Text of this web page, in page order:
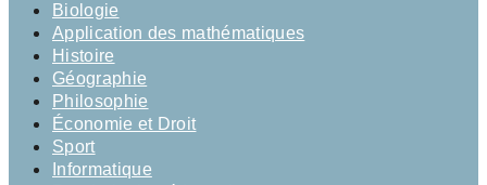
Biologie
Application des mathématiques
Histoire
Géographie
Philosophie
Économie et Droit
Sport
Informatique